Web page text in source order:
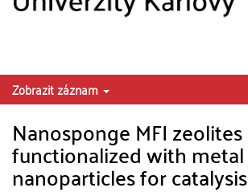
Zobrazit záznam
Nanosponge MFI zeolites
functionalized with metal
nanoparticles for catalysis